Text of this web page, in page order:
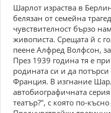
Шарлот израства в
белязан от семейна
чувствителност бързо
живописта. Срещата й с
пеене Алфред Волфсон,
През 1939 година тя е
родината си и да
Франция. В изгнание
автобиографичната
театър?", с която по-